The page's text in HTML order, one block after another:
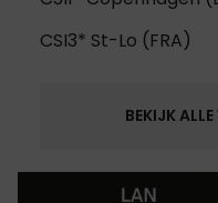
CSI3* St-Lo (FRA)
BEKIJK